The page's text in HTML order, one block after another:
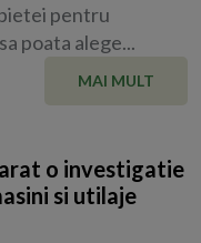
pentru
poata alege...
MAI MULT
o investigatie
si utilaje